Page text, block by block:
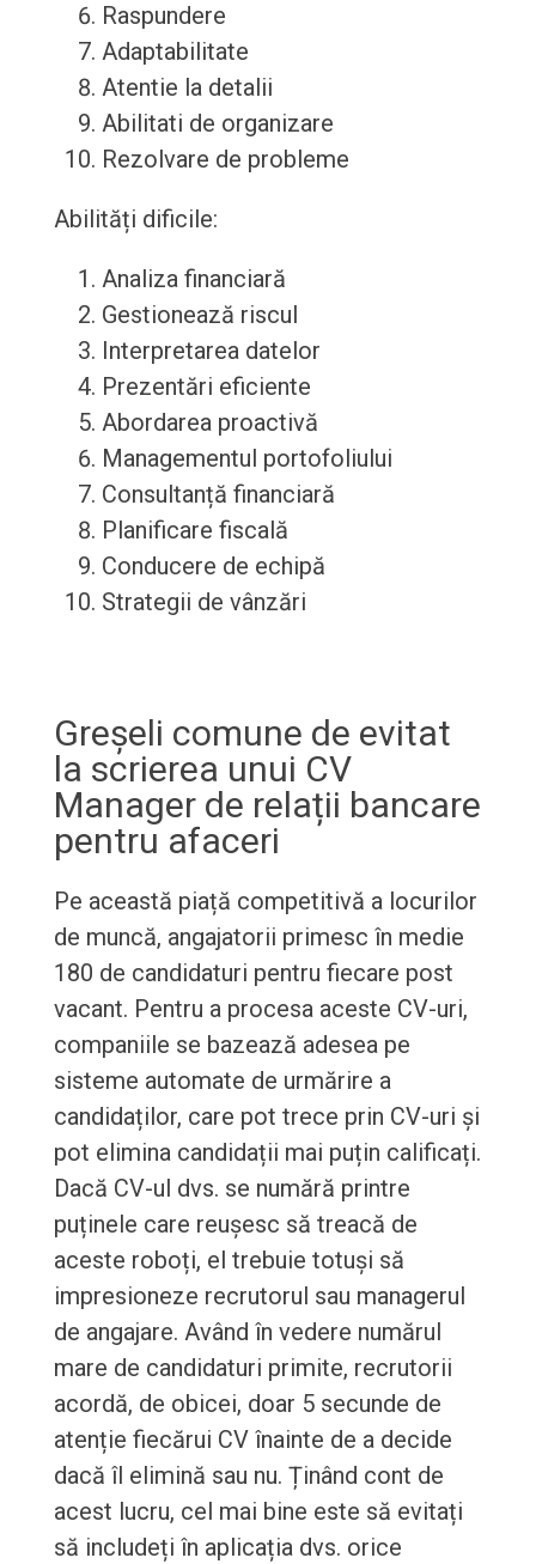
Raspundere
Adaptabilitate
Atentie la detalii
Abilitati de organizare
Rezolvare de probleme
Abilități dificile:
Analiza financiară
Gestionează riscul
Interpretarea datelor
Prezentări eficiente
Abordarea proactivă
Managementul portofoliului
Consultanță financiară
Planificare fiscală
Conducere de echipă
Strategii de vânzări
Greșeli comune de evitat
la scrierea unui CV
Manager de relații bancare
pentru afaceri
Pe această piață competitivă a locurilor
de muncă, angajatorii primesc în medie
180 de candidaturi pentru fiecare post
vacant. Pentru a procesa aceste CV-uri,
companiile se bazează adesea pe
sisteme automate de urmărire a
candidaților, care pot trece prin CV-uri și
pot elimina candidații mai puțin calificați.
Dacă CV-ul dvs. se numără printre
puținele care reușesc să treacă de
aceste roboți, el trebuie totuși să
impresioneze recrutorul sau managerul
de angajare. Având în vedere numărul
mare de candidaturi primite, recrutorii
acordă, de obicei, doar 5 secunde de
atenție fiecărui CV înainte de a decide
dacă îl elimină sau nu. Ținând cont de
acest lucru, cel mai bine este să evitați
să includeți în aplicația dvs. orice